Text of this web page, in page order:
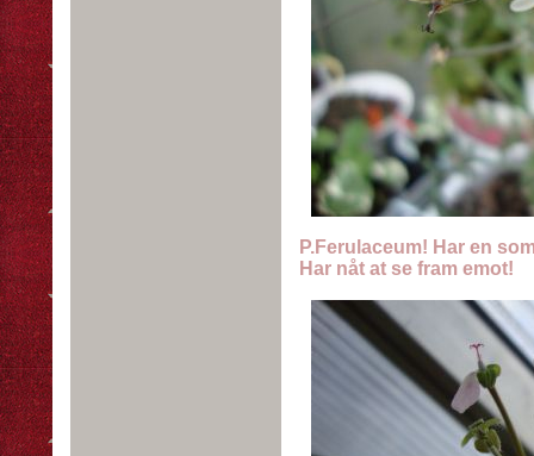
P.Ferulaceum! Har en
Har nåt at se fram emot!